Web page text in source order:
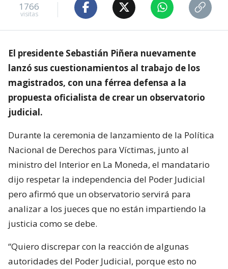
1766
visitas
El presidente Sebastián Piñera nuevamente
lanzó sus cuestionamientos al trabajo de los
magistrados, con una férrea defensa a la
propuesta oficialista de crear un observatorio
judicial.
Durante la ceremonia de lanzamiento de la Política
Nacional de Derechos para Víctimas, junto al
ministro del Interior en La Moneda, el mandatario
dijo respetar la independencia del Poder Judicial
pero afirmó que un observatorio servirá para
analizar a los jueces que no están impartiendo la
justicia como se debe.
“Quiero discrepar con la reacción de algunas
autoridades del Poder Judicial, porque esto no